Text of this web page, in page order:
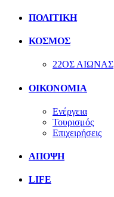
ΠΟΛΙΤΙΚΗ
ΚΟΣΜΟΣ
22ΟΣ ΑΙΩΝΑΣ
ΟΙΚΟΝΟΜΙΑ
Ενέργεια
Τουρισμός
Επιχειρήσεις
ΑΠΟΨΗ
LIFE